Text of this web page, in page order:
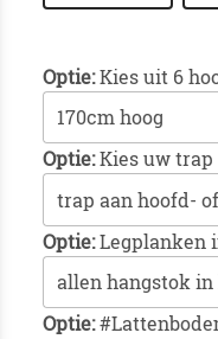
Optie:Kies uit 6
Optie:Kies uw trap
Optie:Legplanken
Optie: